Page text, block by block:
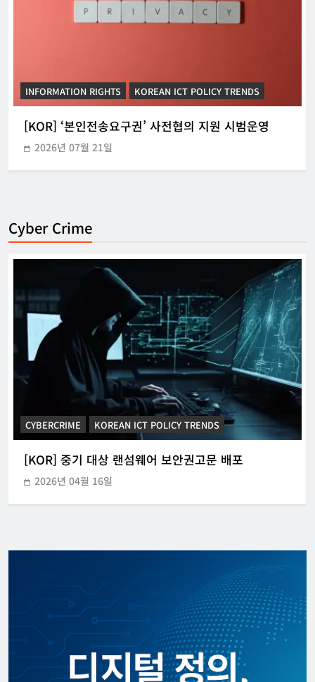
INFORMATION RIGHTS KOREAN ICT POLICY TRENDS
[KOR] ‘본인전송요구권’ 사전협의 지원 시범운영
2026년 07월 21일
Cyber Crime
CYBERCRIME KOREAN ICT POLICY TRENDS
[KOR] 중기 대상 랜섬웨어 보안권고문 배포
2026년 04월 16일